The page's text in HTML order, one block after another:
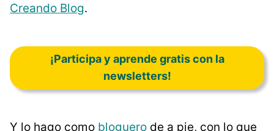
Creando Blog.
¡Participa y aprende gratis con la
newsletters!
Y lo hago como bloguero de a pie, con lo que